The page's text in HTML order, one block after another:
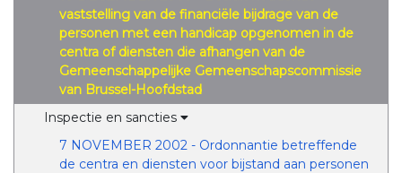
vaststelling van de financiële bijdrage van de
personen met een handicap opgenomen in de
centra of diensten die afhangen van de
Gemeenschappelijke Gemeenschapscommissie
van Brussel-Hoofdstad
Inspectie en sancties
7 NOVEMBER 2002 - Ordonnantie betreffende
de centra en diensten voor bijstand aan personen